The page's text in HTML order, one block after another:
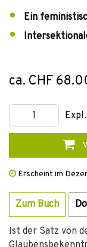
Ein
ca. CHF
Expl.
Erscheint im
Zum Buch
Ist der Satz von